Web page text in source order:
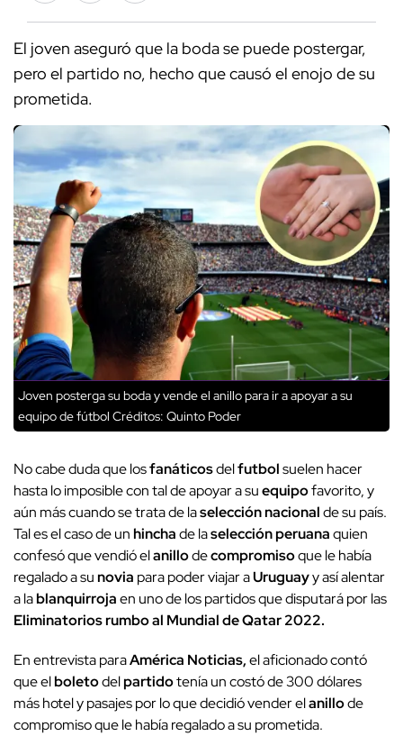
El joven aseguró que la boda se puede postergar,
pero el partido no, hecho que causó el enojo de su
prometida.
Joven posterga su boda y vende el anillo para ir a apoyar a su
equipo de fútbol Créditos: Quinto Poder
No cabe duda que losfanáticosdelfutbolsuelen hacer
hasta lo imposible con tal de apoyar a suequipofavorito, y
aún más cuando se trata de laselección nacionalde su país.
Tal es el caso de unhinchade laselección peruanaquien
confesó que vendió elanillodecompromisoque le había
regalado a sunovia para poder viajar aUruguayy así alentar
a lablanquirrojaen uno de los partidos quedisputará por las
Eliminatorios rumbo al Mundial de Qatar 2022.
En entrevista paraAmérica Noticias,el aficionado contó
que elboletodelpartidotenía un costó de 300 dólares
más hotel y pasajes por lo que decidió vender elanillode
compromiso que le había regalado a su prometida.